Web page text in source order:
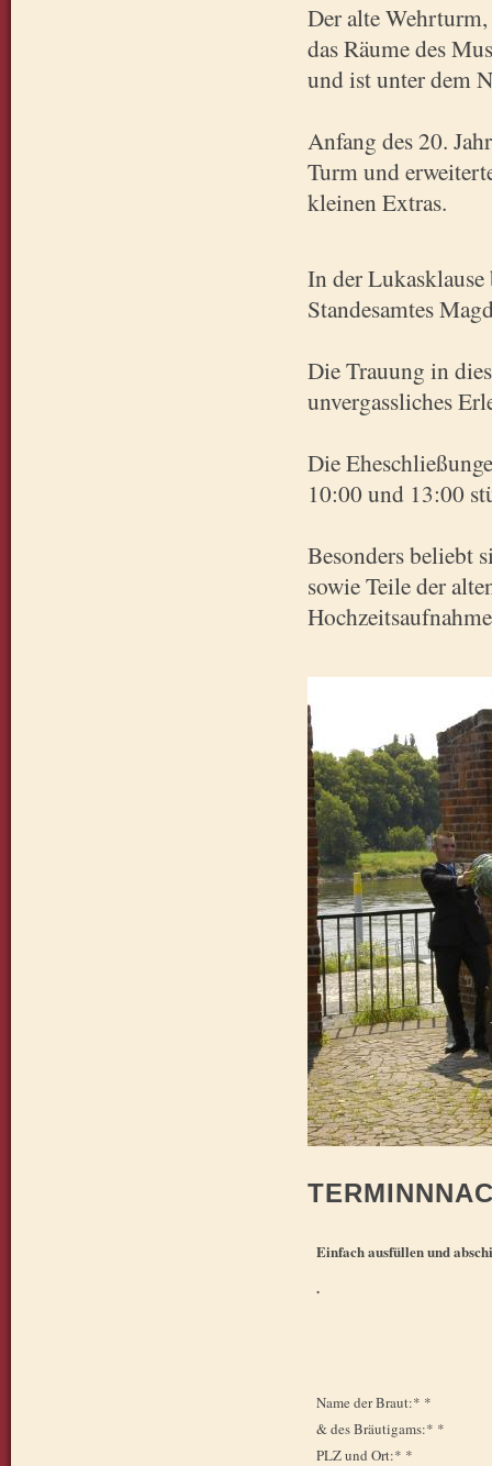
Der alte
das Räume des
und ist unter dem
Anfang des 20.
Turm und
kleinen Extras.
In der Lukasklause
Standesamtes
Die Trauung in
unvergassliches
Die
10:00 und 13:00
Besonders beliebt
sowie Teile der
Einfach ausfüllen und
.
Name der Braut:* *
& des Bräutigams:* *
PLZ und Ort:* *